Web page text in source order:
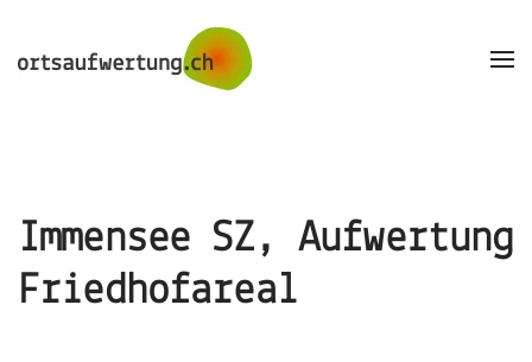
Skip to main content
Immensee SZ, Aufwertung
Friedhofareal